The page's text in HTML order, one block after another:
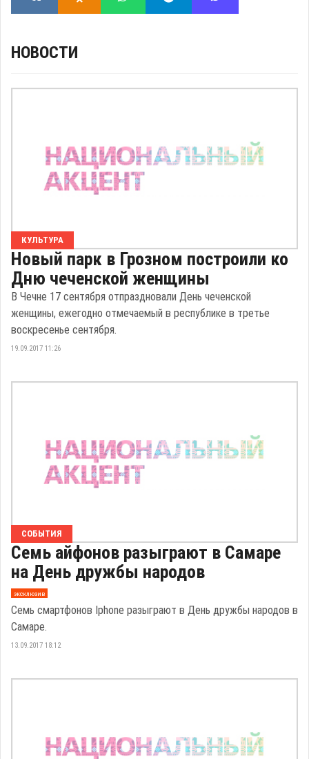
НОВОСТИ
КУЛЬТУРА
Новый парк в Грозном построили ко
Дню чеченской женщины
В Чечне 17 сентября отпраздновали День чеченской
женщины, ежегодно отмечаемый в республике в третье
воскресенье сентября.
19.09.2017 11:26
СОБЫТИЯ
Семь айфонов разыграют в Самаре
на День дружбы народов
эксклюзив
Семь смартфонов Iphone разыграют в День дружбы народов в
Самаре.
13.09.2017 18:12